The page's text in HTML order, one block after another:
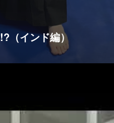
（インド編）